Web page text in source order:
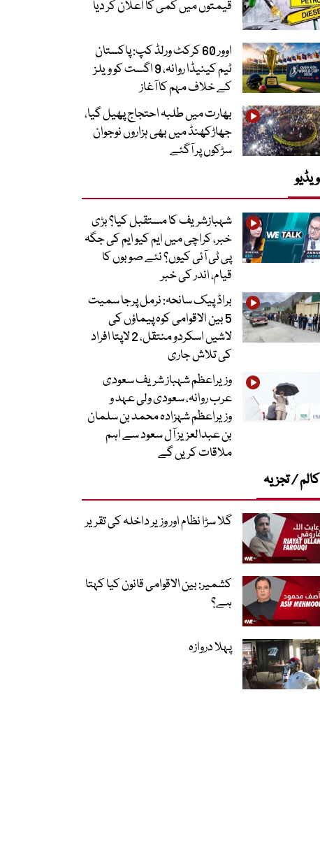
قیمتوں میں کمی کا اعلان کر دیا
اوور 60 کرکٹ ورلڈ کپ: پاکستان
ٹیم کینیڈا روانہ، 9 اگست کو ویلز
کے خلاف مہم کا آغاز
بھارت میں طلبہ احتجاج پھیل گیا،
جھاڑکھنڈ میں بھی ہزاروں نوجوان
سڑکوں پر آگئے
ویڈیو
شہبازشریف کا مستقبل کیا؟ بڑی
خبر، کراچی میں ایم کیو ایم کی جگہ
پی ٹی آئی کیوں؟ نئے صوبوں کا
قیام، اندر کی خبر
براڈ پیک سانحہ: نرمل پرجا سمیت
5 بین الاقوامی کوہ پیماؤں کی
لاشیں اسکردو منتقل، 2 لاپتا افراد
کی تلاش جاری
وزیراعظم شہباز شریف سعودی
عرب روانہ، سعودی ولی عہد و
وزیراعظم شہزادہ محمد بن سلمان
بن عبدالعزیز آل سعود سے اہم
ملاقات کریں گے
کالم / تجزیہ
گلا سڑا نظام اور وزیر داخلہ کی تقریر
کشمیر: بین الاقوامی قانون کیا کہتا
ہے؟
پہلا دروازہ